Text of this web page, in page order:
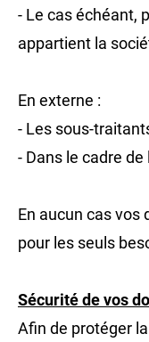
- Le cas échéant,
appartient la
En externe :
- Les sous-
- Dans le cadre
En aucun cas
pour les seuls
Sécurité de vos
Afin de protéger